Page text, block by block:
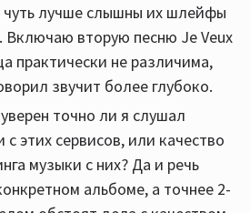
чуть лучше слышны их шлейфы
Включаю вторую песню Je Veux
практически не различима,
звучит более глубоко.
точно ли я слушал
с этих сервисов, или качество
музыки с них? Да и речь
альбоме, а точнее 2-